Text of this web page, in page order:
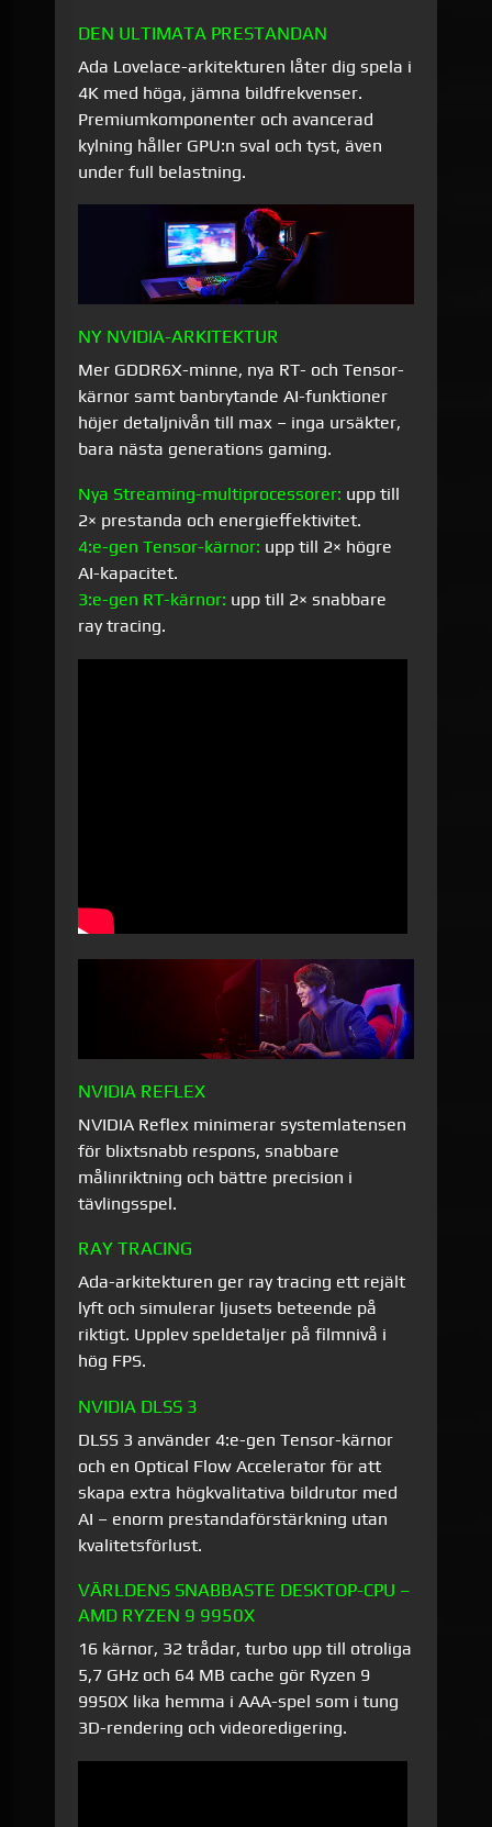
DEN ULTIMATA PRESTANDAN
Ada Lovelace-arkitekturen låter dig spela i
4K med höga, jämna bildfrekvenser.
Premiumkomponenter och avancerad
kylning håller GPU:n sval och tyst, även
under full belastning.
NY NVIDIA-ARKITEKTUR
Mer GDDR6X-minne, nya RT- och Tensor-
kärnor samt banbrytande AI-funktioner
höjer detaljnivån till max – inga ursäkter,
bara nästa generations gaming.
Nya Streaming-multiprocessorer: upp till
2× prestanda och energieffektivitet.
4:e-gen Tensor-kärnor: upp till 2× högre
AI-kapacitet.
3:e-gen RT-kärnor: upp till 2× snabbare
ray tracing.
NVIDIA REFLEX
NVIDIA Reflex minimerar systemlatensen
för blixtsnabb respons, snabbare
målinriktning och bättre precision i
tävlingsspel.
RAY TRACING
Ada-arkitekturen ger ray tracing ett rejält
lyft och simulerar ljusets beteende på
riktigt. Upplev speldetaljer på filmnivå i
hög FPS.
NVIDIA DLSS 3
DLSS 3 använder 4:e-gen Tensor-kärnor
och en Optical Flow Accelerator för att
skapa extra högkvalitativa bildrutor med
AI – enorm prestandaförstärkning utan
kvalitetsförlust.
VÄRLDENS SNABBASTE DESKTOP-CPU –
AMD RYZEN 9 9950X
16 kärnor, 32 trådar, turbo upp till otroliga
5,7 GHz och 64 MB cache gör Ryzen 9
9950X lika hemma i AAA-spel som i tung
3D-rendering och videoredigering.